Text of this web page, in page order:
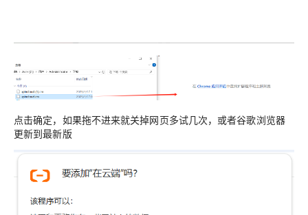
点击确定，如果拖不进来就关掉网页多试几次，或者谷歌浏览器
更新到最新版